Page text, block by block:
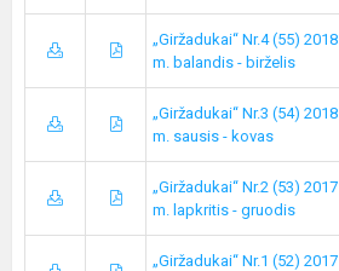
„Giržadukai“ Nr.4 (55) 2018
m. balandis - birželis
„Giržadukai“ Nr.3 (54) 2018
m. sausis - kovas
„Giržadukai“ Nr.2 (53) 2017
m. lapkritis - gruodis
„Giržadukai“ Nr.1 (52) 2017